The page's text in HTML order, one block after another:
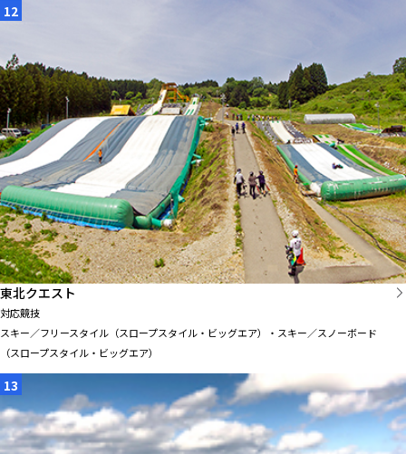
12
東北クエスト
対応競技
スキー／フリースタイル（スロープスタイル・ビッグエア）・スキー／スノーボード
（スロープスタイル・ビッグエア）
13